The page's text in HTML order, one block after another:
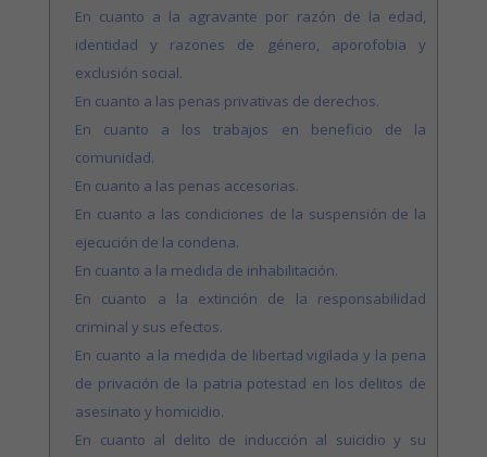
En cuanto a la agravante por razón de la edad,
identidad y razones de género, aporofobia y
exclusión social.
En cuanto a las penas privativas de derechos.
En cuanto a los trabajos en beneficio de la
comunidad.
En cuanto a las penas accesorias.
En cuanto a las condiciones de la suspensión de la
ejecución de la condena.
En cuanto a la medida de inhabilitación.
En cuanto a la extinción de la responsabilidad
criminal y sus efectos.
En cuanto a la medida de libertad vigilada y la pena
de privación de la patria potestad en los delitos de
asesinato y homicidio.
En cuanto al delito de inducción al suicidio y su